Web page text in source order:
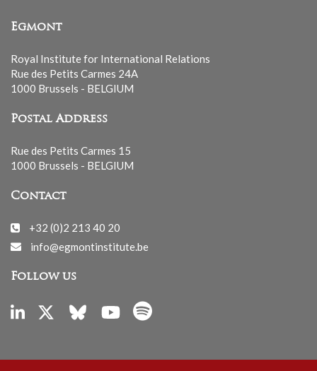
Egmont
Royal Institute for International Relations
Rue des Petits Carmes 24A
1000 Brussels - BELGIUM
Postal Address
Rue des Petits Carmes 15
1000 Brussels - BELGIUM
Contact
+32 (0)2 213 40 20
info@egmontinstitute.be
Follow us